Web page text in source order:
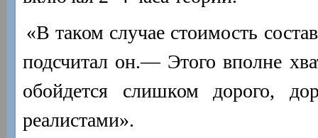
«В таком случае стоимость
подсчитал он.— Этого вполне
обойдется слишком дорого,
реалистами».